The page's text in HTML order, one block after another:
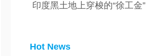
印度黑土地上穿梭的“徐工金”
Hot News